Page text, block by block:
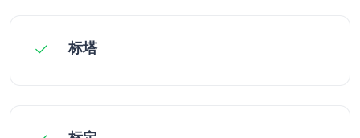
标塔